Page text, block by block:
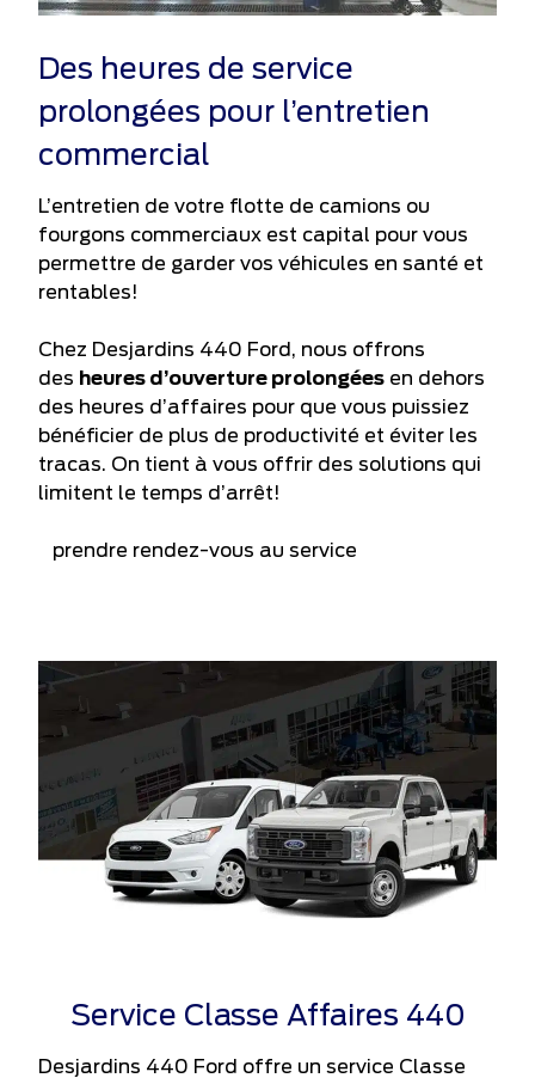
Des heures de service
prolongées pour l’entretien
commercial
L’entretien de votre flotte de camions ou
fourgons commerciaux est capital pour vous
permettre de garder vos véhicules en santé et
rentables!
Chez Desjardins 440 Ford, nous offrons
des heures d’ouverture prolongées en dehors
des heures d’affaires pour que vous puissiez
bénéficier de plus de productivité et éviter les
tracas. On tient à vous offrir des solutions qui
limitent le temps d’arrêt!
prendre rendez-vous au service
Service Classe Affaires 440
Desjardins 440 Ford offre un service Classe